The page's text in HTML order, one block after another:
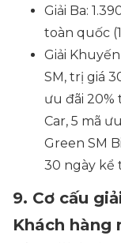
Giải Ba:
toàn quốc
Giải
SM, trị giá
ưu đãi 20%
Car, 5 mã
Green SM
30 ngày kể
9. Cơ cấu
Khách hàng